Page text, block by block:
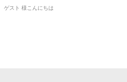
ゲスト 様こんにちは